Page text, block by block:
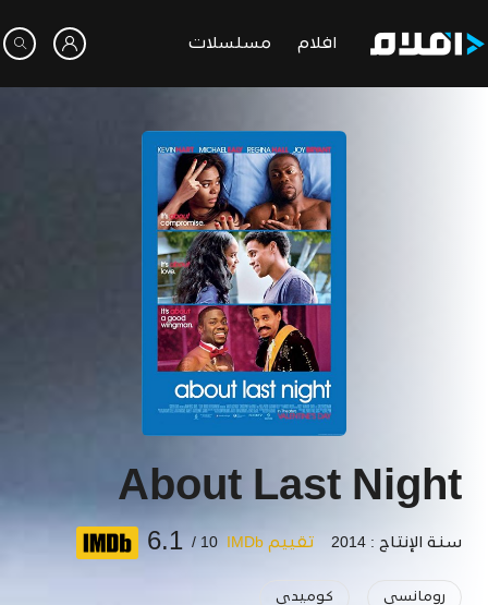
افلام مسلسلات
About Last Night
سنة الإنتاج : 2014 تقييم IMDb 10 /
6.1
رومانسي كوميدي